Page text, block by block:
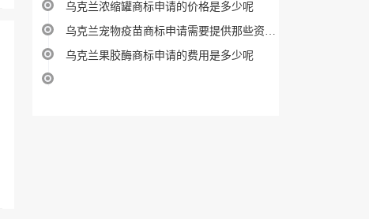
乌克兰浓缩罐商标申请的价格是多少呢
乌克兰宠物疫苗商标申请需要提供那些资料、材料
乌克兰果胶酶商标申请的费用是多少呢